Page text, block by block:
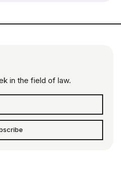
in the field of law.